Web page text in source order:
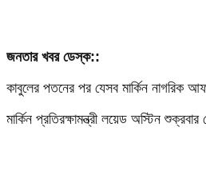
জনতার খবর ডেস্ক::
কাবুলের পতনের পর যেসব মার্কিন নাগরিক
মার্কিন প্রতিরক্ষামন্ত্রী লয়েড অস্টিন